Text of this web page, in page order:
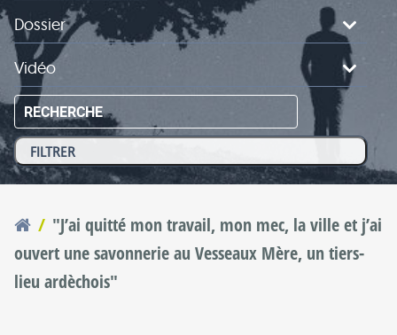
Dossier
Vidéo
RECHERCHE
Vous êtes ici
"J’ai quitté mon travail, mon mec, la ville et j’ai
ouvert une savonnerie au Vesseaux Mère, un tiers-
lieu ardèchois"